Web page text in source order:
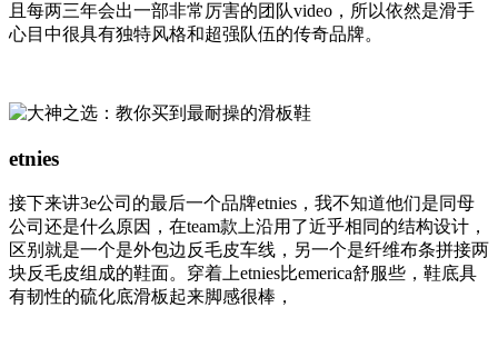
且每两三年会出一部非常厉害的团队video，所以依然是滑手
心目中很具有独特风格和超强队伍的传奇品牌。
etnies
接下来讲3e公司的最后一个品牌etnies，我不知道他们是同母
公司还是什么原因，在team款上沿用了近乎相同的结构设计，
区别就是一个是外包边反毛皮车线，另一个是纤维布条拼接两
块反毛皮组成的鞋面。穿着上etnies比emerica舒服些，鞋底具
有韧性的硫化底滑板起来脚感很棒，